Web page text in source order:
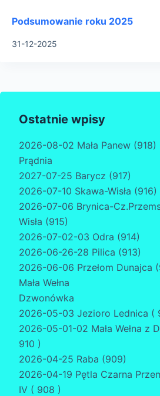
Podsumowanie roku 2025
31-12-2025
Ostatnie wpisy
2026-08-02 Mała Panew (918)
Prądnia
2027-07-25 Barycz (917)
2026-07-10 Skawa-Wisła (916)
2026-07-06 Brynica-
Wisła (915)
2026-07-02-03 Odra (914)
2026-06-26-28 Pilica (913)
2026-06-06 Przełom Dunajca
Mała Wełna
Dzwonówka
2026-05-03 Jezioro Lednica (
2026-05-01-02 Mała Wełna z
910 )
2026-04-25 Raba (909)
2026-04-19 Pętla Czarna
IV ( 908 )